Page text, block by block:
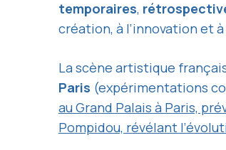
temporaires,
création, à l’innovation et
La scène artistique
Paris (expérimentations
au Grand Palais à Paris,
Pompidou, révélant